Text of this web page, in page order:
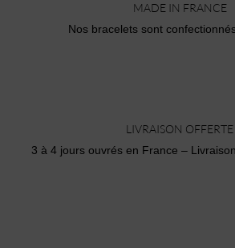
MADE IN FRANCE
Nos bracelets sont
LIVRAISON OFFERTE
3 à 4 jours ouvrés en France –